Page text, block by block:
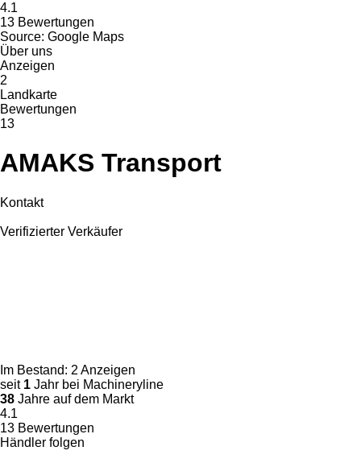
4.1
13 Bewertungen
Source: Google Maps
Über uns
Anzeigen
2
Landkarte
Bewertungen
13
AMAKS Transport
Kontakt
Verifizierter Verkäufer
Im Bestand: 2 Anzeigen
seit 1 Jahr bei Machineryline
38 Jahre auf dem Markt
4.1
13 Bewertungen
Händler folgen